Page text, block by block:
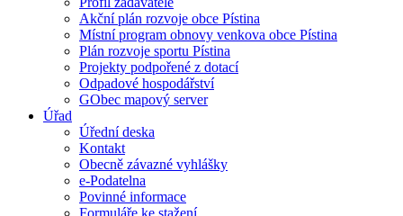
Akční plán rozvoje obce Pístina
Místní program obnovy venkova obce Pístina
Plán rozvoje sportu Pístina
Projekty podpořené z dotací
Odpadové hospodářství
GObec mapový server
Úřad
Úřední deska
Kontakt
Obecně závazné vyhlášky
e-Podatelna
Povinné informace
Formuláře ke stažení